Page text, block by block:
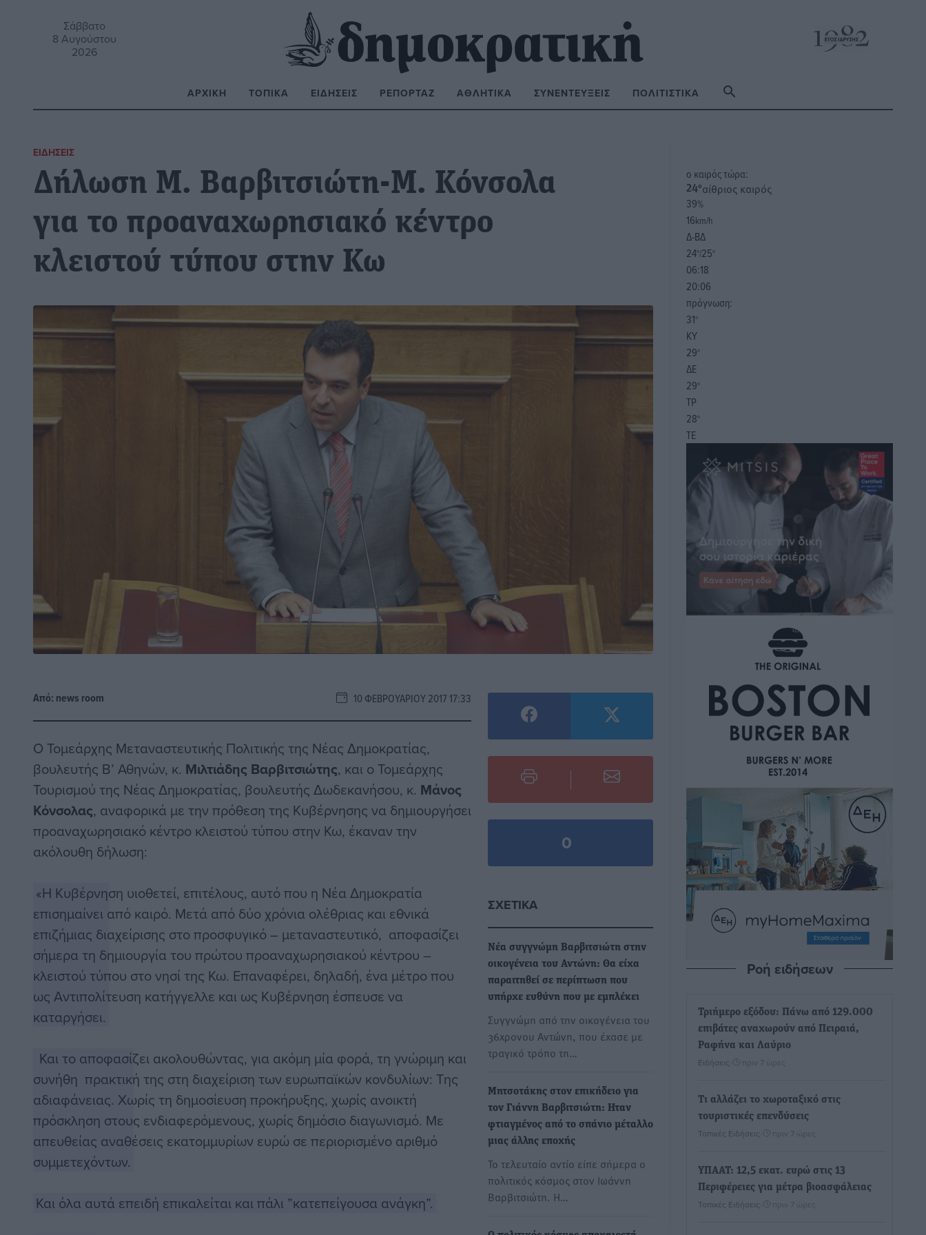
Σάββατο
8 Αυγούστου
2026
ΑΡΧΙΚΉ ΤΟΠΙΚΆ ΕΙΔΉΣΕΙΣ ΡΕΠΟΡΤΆΖ ΑΘΛΗΤΙΚΆ ΣΥΝΕΝΤΕΎΞΕΙΣ ΠΟΛΙΤΙΣΤΙΚΆ
ΕΙΔΉΣΕΙΣ
Δήλωση Μ. Βαρβιτσιώτη-Μ. Κόνσολα
για το προαναχωρησιακό κέντρο
κλειστού τύπου στην Κω
Από: news room 10 ΦΕΒΡΟΥΑΡΊΟΥ 2017 17:33
Ο Τομεάρχης Μεταναστευτικής Πολιτικής της Νέας Δημοκρατίας,
βουλευτής Β’ Αθηνών, κ. Μιλτιάδης Βαρβιτσιώτης, και ο Τομεάρχης
Τουρισμού της Νέας Δημοκρατίας, βουλευτής Δωδεκανήσου, κ. Μάνος
Κόνσολας, αναφορικά με την πρόθεση της Κυβέρνησης να δημιουργήσει
προαναχωρησιακό κέντρο κλειστού τύπου στην Κω, έκαναν την
ακόλουθη δήλωση:
«Η Κυβέρνηση υιοθετεί, επιτέλους, αυτό που η Νέα Δημοκρατία
επισημαίνει από καιρό. Μετά από δύο χρόνια ολέθριας και εθνικά
επιζήμιας διαχείρισης στο προσφυγικό – μεταναστευτικό, αποφασίζει
σήμερα τη δημιουργία του πρώτου προαναχωρησιακού κέντρου –
κλειστού τύπου στο νησί της Κω. Επαναφέρει, δηλαδή, ένα μέτρο που
ως Αντιπολίτευση κατήγγελλε και ως Κυβέρνηση έσπευσε να
καταργήσει.
Και το αποφασίζει ακολουθώντας, για ακόμη μία φορά, τη γνώριμη και
συνήθη πρακτική της στη διαχείριση των ευρωπαϊκών κονδυλίων: Της
αδιαφάνειας. Χωρίς τη δημοσίευση προκήρυξης, χωρίς ανοικτή
πρόσκληση στους ενδιαφερόμενους, χωρίς δημόσιο διαγωνισμό. Με
απευθείας αναθέσεις εκατομμυρίων ευρώ σε περιορισμένο αριθμό
συμμετεχόντων.
Και όλα αυτά επειδή επικαλείται και πάλι ”κατεπείγουσα ανάγκη”.
0
ΣΧΕΤΙΚΆ
Νέα συγγνώμη Βαρβιτσιώτη στην
οικογένεια του Αντώνη: Θα είχα
παραιτηθεί σε περίπτωση που
υπήρχε ευθύνη που με εμπλέκει
Συγγνώμη από την οικογένεια του
36χρονου Αντώνη, που έχασε με
τραγικό τρόπο τη…
Μητσοτάκης στον επικήδειο για
τον Γιάννη Βαρβιτσιώτη: Ηταν
φτιαγμένος από το σπάνιο μέταλλο
μιας άλλης εποχής
Το τελευταίο αντίο είπε σήμερα ο
πολιτικός κόσμος στον Ιωάννη
Βαρβιτσιώτη. Η…
o καιρός τώρα:
24°αίθριος καιρός
39%
16km/h
Δ-ΒΔ
24°/25°
06:18
20:06
πρόγνωση:
31°
ΚΥ
29°
ΔΕ
29°
ΤΡ
28°
ΤΕ
Ροή ειδήσεων
Τριήμερο εξόδου: Πάνω από 129.000
επιβάτες αναχωρούν από Πειραιά,
Ραφήνα και Λαύριο
Ειδήσεις πριν 7 ώρες
Τι αλλάζει το χωροταξικό στις
τουριστικές επενδύσεις
Τοπικές Ειδήσεις πριν 7 ώρες
ΥΠΑΑΤ: 12,5 εκατ. ευρώ στις 13
Περιφέρειες για μέτρα βιοασφάλειας
Τοπικές Ειδήσεις πριν 7 ώρες